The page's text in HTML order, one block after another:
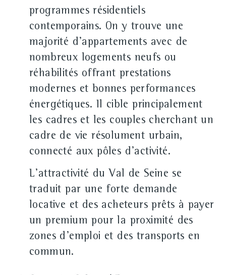
programmes résidentiels
contemporains. On y trouve une
majorité d'appartements avec de
nombreux logements neufs ou
réhabilités offrant prestations
modernes et bonnes performances
énergétiques. Il cible principalement
les cadres et les couples cherchant un
cadre de vie résolument urbain,
connecté aux pôles d'activité.
L'attractivité du Val de Seine se
traduit par une forte demande
locative et des acheteurs prêts à payer
un premium pour la proximité des
zones d'emploi et des transports en
commun.